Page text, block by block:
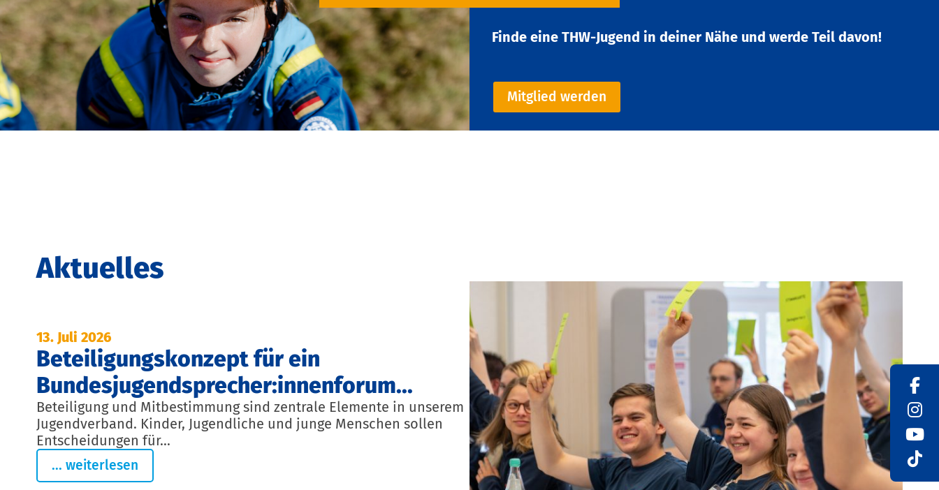
Finde eine THW-Jugend in deiner Nähe und werde Teil davon!
Mitglied werden
Aktuelles
13. Juli 2026
Beteiligungskonzept für ein
Bundesjugendsprecher:innenforum...
Beteiligung und Mitbestimmung sind zentrale Elemente in unserem
Jugendverband. Kinder, Jugendliche und junge Menschen sollen
Entscheidungen für...
... weiterlesen